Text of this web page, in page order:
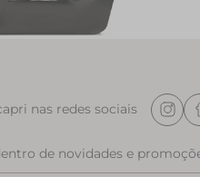
R$
nas redes sociais
de novidades e